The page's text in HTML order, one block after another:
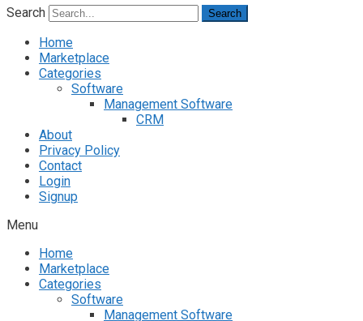
Search Search
Home
Marketplace
Categories
Software
Management Software
CRM
About
Privacy Policy
Contact
Login
Signup
Menu
Home
Marketplace
Categories
Software
Management Software